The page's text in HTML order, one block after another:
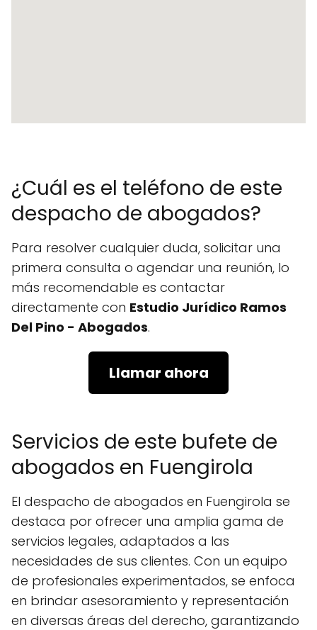
¿Cuál es el teléfono de este
despacho de abogados?
Para resolver cualquier duda, solicitar una
primera consulta o agendar una reunión, lo
más recomendable es contactar
directamente con Estudio Jurídico Ramos
Del Pino - Abogados.
Llamar ahora
Servicios de este bufete de
abogados en Fuengirola
El despacho de abogados en Fuengirola se
destaca por ofrecer una amplia gama de
servicios legales, adaptados a las
necesidades de sus clientes. Con un equipo
de profesionales experimentados, se enfoca
en brindar asesoramiento y representación
en diversas áreas del derecho, garantizando